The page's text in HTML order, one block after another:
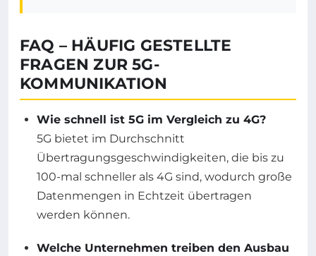
FAQ – HÄUFIG GESTELLTE
FRAGEN ZUR 5G-
KOMMUNIKATION
Wie schnell ist 5G im Vergleich zu 4G?
5G bietet im Durchschnitt
Übertragungsgeschwindigkeiten, die bis zu
100-mal schneller als 4G sind, wodurch große
Datenmengen in Echtzeit übertragen
werden können.
Welche Unternehmen treiben den Ausbau